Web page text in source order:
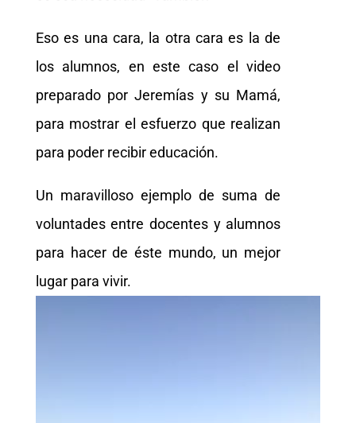
Eso es una cara, la otra cara es la de
los alumnos, en este caso el video
preparado por Jeremías y su Mamá,
para mostrar el esfuerzo que realizan
para poder recibir educación.
Un maravilloso ejemplo de suma de
voluntades entre docentes y alumnos
para hacer de éste mundo, un mejor
lugar para vivir.